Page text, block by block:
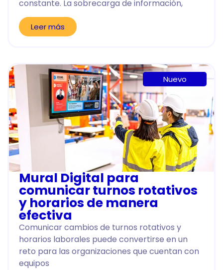
constante. La sobrecarga de información,
Leer más
Nuevo
Mural Digital para
comunicar turnos rotativos
y horarios de manera
efectiva
Comunicar cambios de turnos rotativos y
horarios laborales puede convertirse en un
reto para las organizaciones que cuentan con
equipos